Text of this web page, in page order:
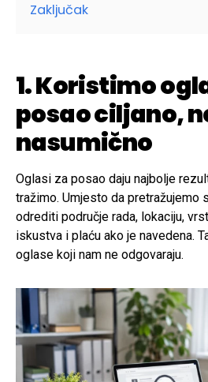
Zaključak
1. Koristimo
posao ciljano,
nasumično
Oglasi za posao daju najbolje
tražimo. Umjesto da pretražujemo
odrediti područje rada, lokaciju,
iskustva i plaću ako je navedena.
oglase koji nam ne odgovaraju.